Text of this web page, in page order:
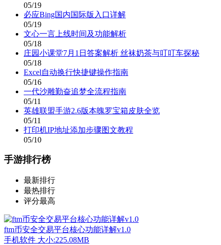
05/19
必应Bing国内国际版入口详解
05/19
文心一言上线时间及功能解析
05/18
庄园小课堂7月1日答案解析 丝袜奶茶与叮叮车探秘
05/18
Excel自动换行快捷键操作指南
05/16
一代沙雕勤奋追梦全流程指南
05/11
英雄联盟手游2.6版本魄罗宝箱皮肤全览
05/11
打印机IP地址添加步骤图文教程
05/10
手游排行榜
最新排行
最热排行
评分最高
ftm币安全交易平台核心功能详解v1.0
手机软件 大小:225.08MB